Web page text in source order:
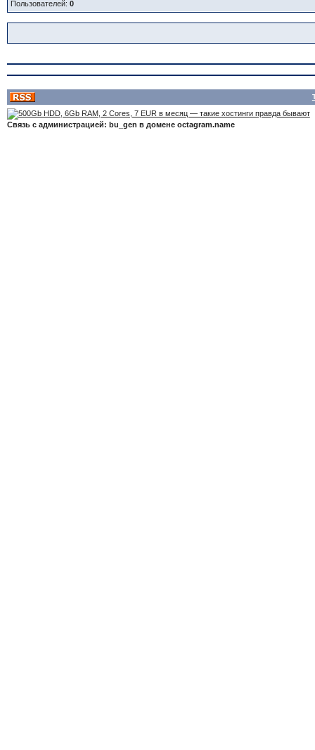
Пользователей: 0
Связь с администрацией: bu_gen в домене octagram.name